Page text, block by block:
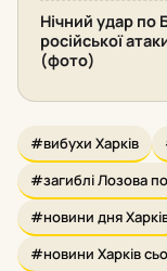
Нічний удар по
російської
(фото)
#вибухи Харків
#загиблі Лозова
#новини дня
#новини Харків